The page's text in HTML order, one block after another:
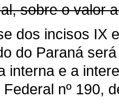
sobre o valor
dos incisos IX
do Paraná
interna e a
nº 190,